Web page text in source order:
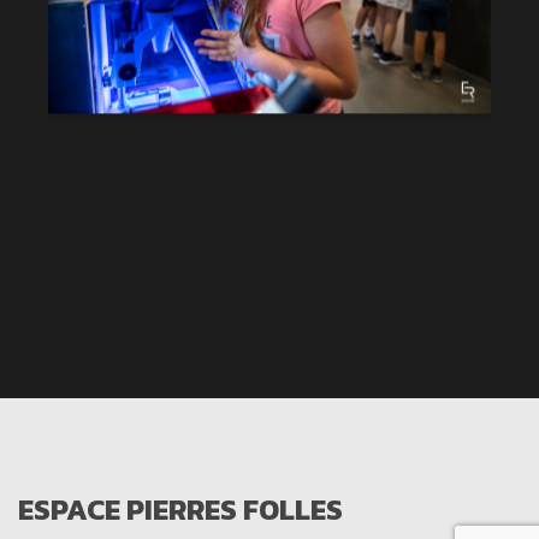
ESPACE PIERRES FOLLES